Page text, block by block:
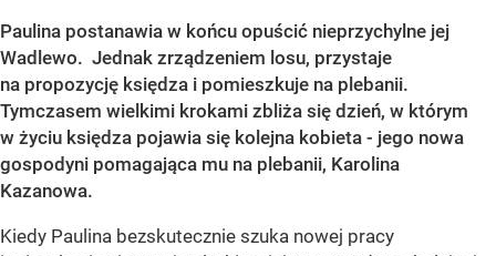
Paulina postanawia w końcu opuścić nieprzychylne jej
Wadlewo. Jednak zrządzeniem losu, przystaje
na propozycję księdza i pomieszkuje na plebanii.
Tymczasem wielkimi krokami zbliża się dzień, w którym
w życiu księdza pojawia się kolejna kobieta - jego nowa
gospodyni pomagająca mu na plebanii, Karolina
Kazanowa.
Kiedy Paulina bezskutecznie szuka nowej pracy